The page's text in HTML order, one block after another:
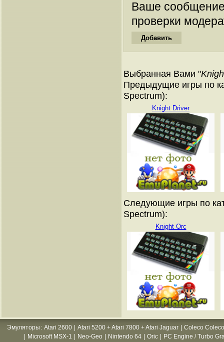
Ваше
проверки
Выбранная Вами "
Предыдущие игры по
Spectrum):
Knight Driver
Следующие игры по
Spectrum):
Knight Orc
Эмуляторы : Atari 2600 Atari 5200 + Atari 7800 + Atari Jaguar
Coleco
Microsoft MSX-1 Neo-Geo Nintendo 64 Oric PC Engine / Turbo